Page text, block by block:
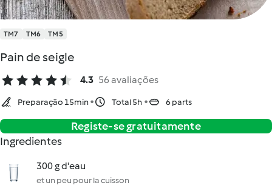
TM7 TM6 TM5
Pain de seigle
4.3 56 avaliações
Preparação 15min Total 5h 6 parts
Registe-se gratuitamente
Ingredientes
300 g d'eau
et un peu pour la cuisson